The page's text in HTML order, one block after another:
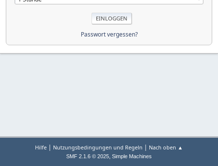
Passwort vergessen?
Hilfe | Nutzungsbedingungen und Regeln | Nach oben ▲
SMF 2.1.6 © 2025, Simple Machines